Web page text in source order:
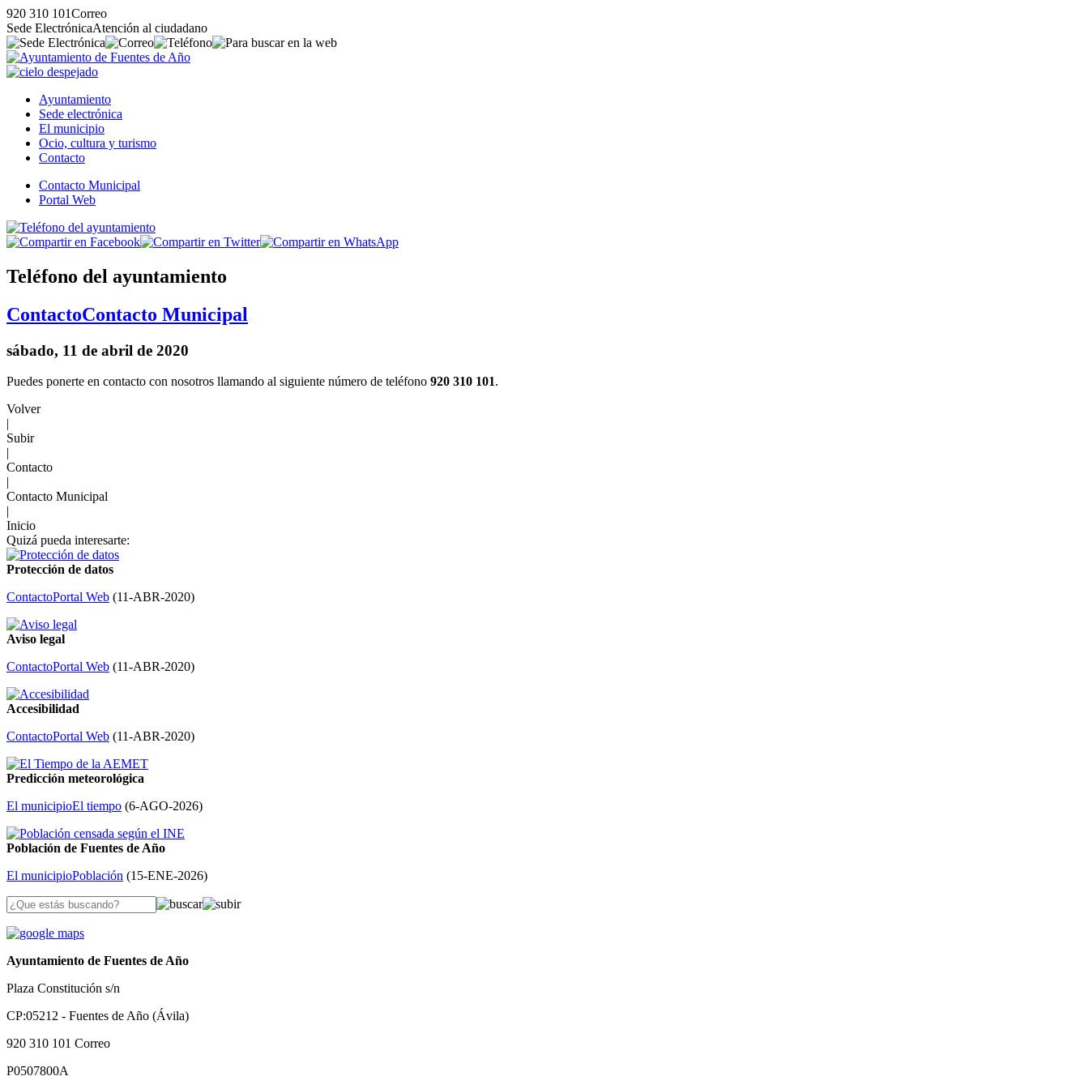
920 310 101Correo
Sede ElectrónicaAtención al ciudadano
Ayuntamiento
Sede electrónica
El municipio
Ocio, cultura y turismo
Contacto
Contacto Municipal
Portal Web
Teléfono del ayuntamiento
ContactoContacto Municipal
sábado, 11 de abril de 2020
Puedes ponerte en contacto con nosotros llamando al siguiente número de teléfono 920 310 101.
Volver
|
Subir
|
Contacto
|
Contacto Municipal
|
Inicio
Quizá pueda interesarte:
Protección de datos
ContactoPortal Web (11-ABR-2020)
Aviso legal
ContactoPortal Web (11-ABR-2020)
Accesibilidad
ContactoPortal Web (11-ABR-2020)
Predicción meteorológica
El municipioEl tiempo (6-AGO-2026)
Población de Fuentes de Año
El municipioPoblación (15-ENE-2026)
Ayuntamiento de Fuentes de Año
Plaza Constitución s/n
CP:05212 - Fuentes de Año (Ávila)
920 310 101 Correo
P0507800A